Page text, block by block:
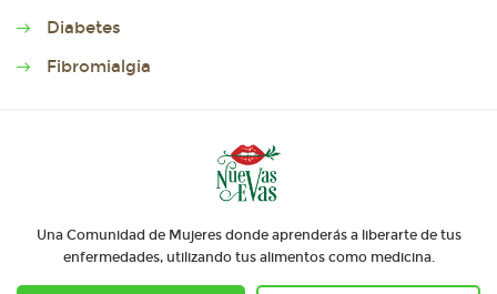
Diabetes
Fibromialgia
Una Comunidad de Mujeres donde aprenderás a liberarte de tus
enfermedades, utilizando tus alimentos como medicina.